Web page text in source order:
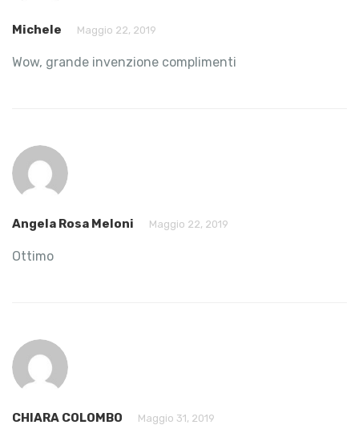
Michele Maggio 22, 2019
Wow, grande invenzione complimenti
Angela Rosa Meloni Maggio 22, 2019
Ottimo
CHIARA COLOMBO Maggio 31, 2019